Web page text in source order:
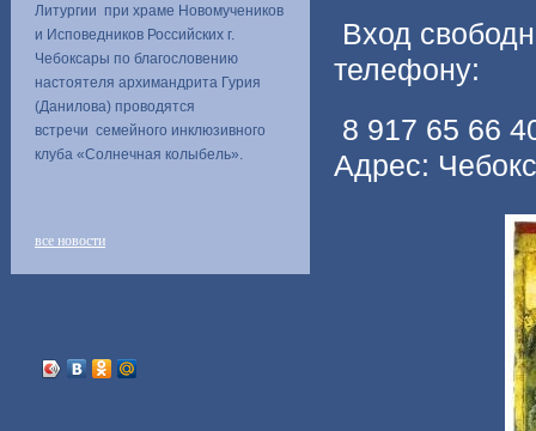
Литургии при храме Новомучеников
и Исповедников Российских г.
Чебоксары по благословению
настоятеля архимандрита Гурия
(Данилова) проводятся
встречи семейного инклюзивного
клуба «Солнечная колыбель».
все новости
Вход
телефону:
8 917 65 66
Адрес: